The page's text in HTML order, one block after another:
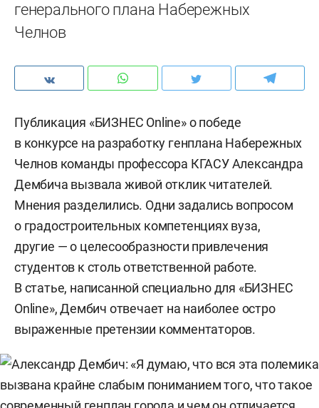
генерального плана Набережных
Челнов
Публикация «БИЗНЕС Online» о победе
в конкурсе на разработку генплана Набережных
Челнов команды профессора КГАСУ Александра
Дембича вызвала живой отклик читателей.
Мнения разделились. Одни задались вопросом
о градостроительных компетенциях вуза,
другие — о целесообразности привлечения
студентов к столь ответственной работе.
В статье, написанной специально для «БИЗНЕС
Online», Дембич отвечает на наиболее остро
выраженные претензии комментаторов.